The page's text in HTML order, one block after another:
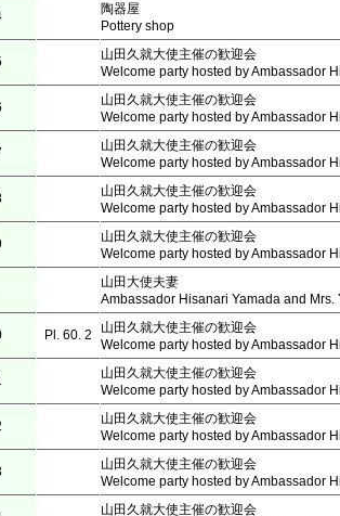
陶器屋
Pottery shop
山田久就大使主催の歓迎会
Welcome party hosted by Ambassador
山田久就大使主催の歓迎会
Welcome party hosted by Ambassador
山田久就大使主催の歓迎会
Welcome party hosted by Ambassador
山田久就大使主催の歓迎会
Welcome party hosted by Ambassador
山田久就大使主催の歓迎会
Welcome party hosted by Ambassador
山田大使夫妻
Ambassador Hisanari Yamada and Mrs.
Pl. 60. 2
山田久就大使主催の歓迎会
Welcome party hosted by Ambassador
山田久就大使主催の歓迎会
Welcome party hosted by Ambassador
山田久就大使主催の歓迎会
Welcome party hosted by Ambassador
山田久就大使主催の歓迎会
Welcome party hosted by Ambassador
山田久就大使主催の歓迎会